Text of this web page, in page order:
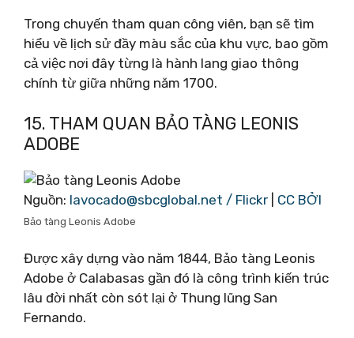
Trong chuyến tham quan công viên, bạn sẽ tìm
hiểu về lịch sử đầy màu sắc của khu vực, bao gồm
cả việc nơi đây từng là hành lang giao thông
chính từ giữa những năm 1700.
15. THAM QUAN BẢO TÀNG LEONIS
ADOBE
Nguồn: lavocado@sbcglobal.net / Flickr CC BỞI
Bảo tàng Leonis Adobe
Được xây dựng vào năm 1844, Bảo tàng Leonis
Adobe ở Calabasas gần đó là công trình kiến ​​trúc
lâu đời nhất còn sót lại ở Thung lũng San
Fernando.